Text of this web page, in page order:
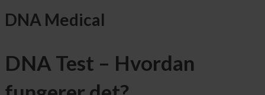
DNA Medical
DNA Test – Hvordan